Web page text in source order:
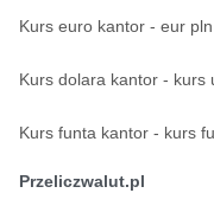
Kurs euro kantor - eur pln
Kurs dolara kantor - kurs
Kurs funta kantor - kurs
Przeliczwalut.pl